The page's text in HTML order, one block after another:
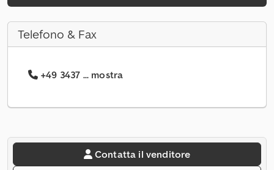
Telefono & Fax
+49 3437 ... mostra
Contatta il venditore